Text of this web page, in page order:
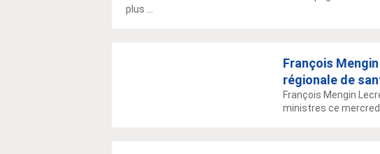
plus ...
François
régionale de
François Mengin
ministres ce mercredi